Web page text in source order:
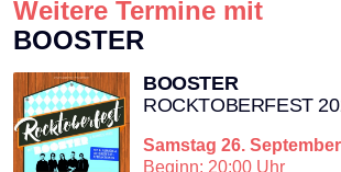
Weitere Termine mit
BOOSTER
BOOSTER
ROCKTOBERFEST
Samstag 26.
Beginn: 20:00 Uhr